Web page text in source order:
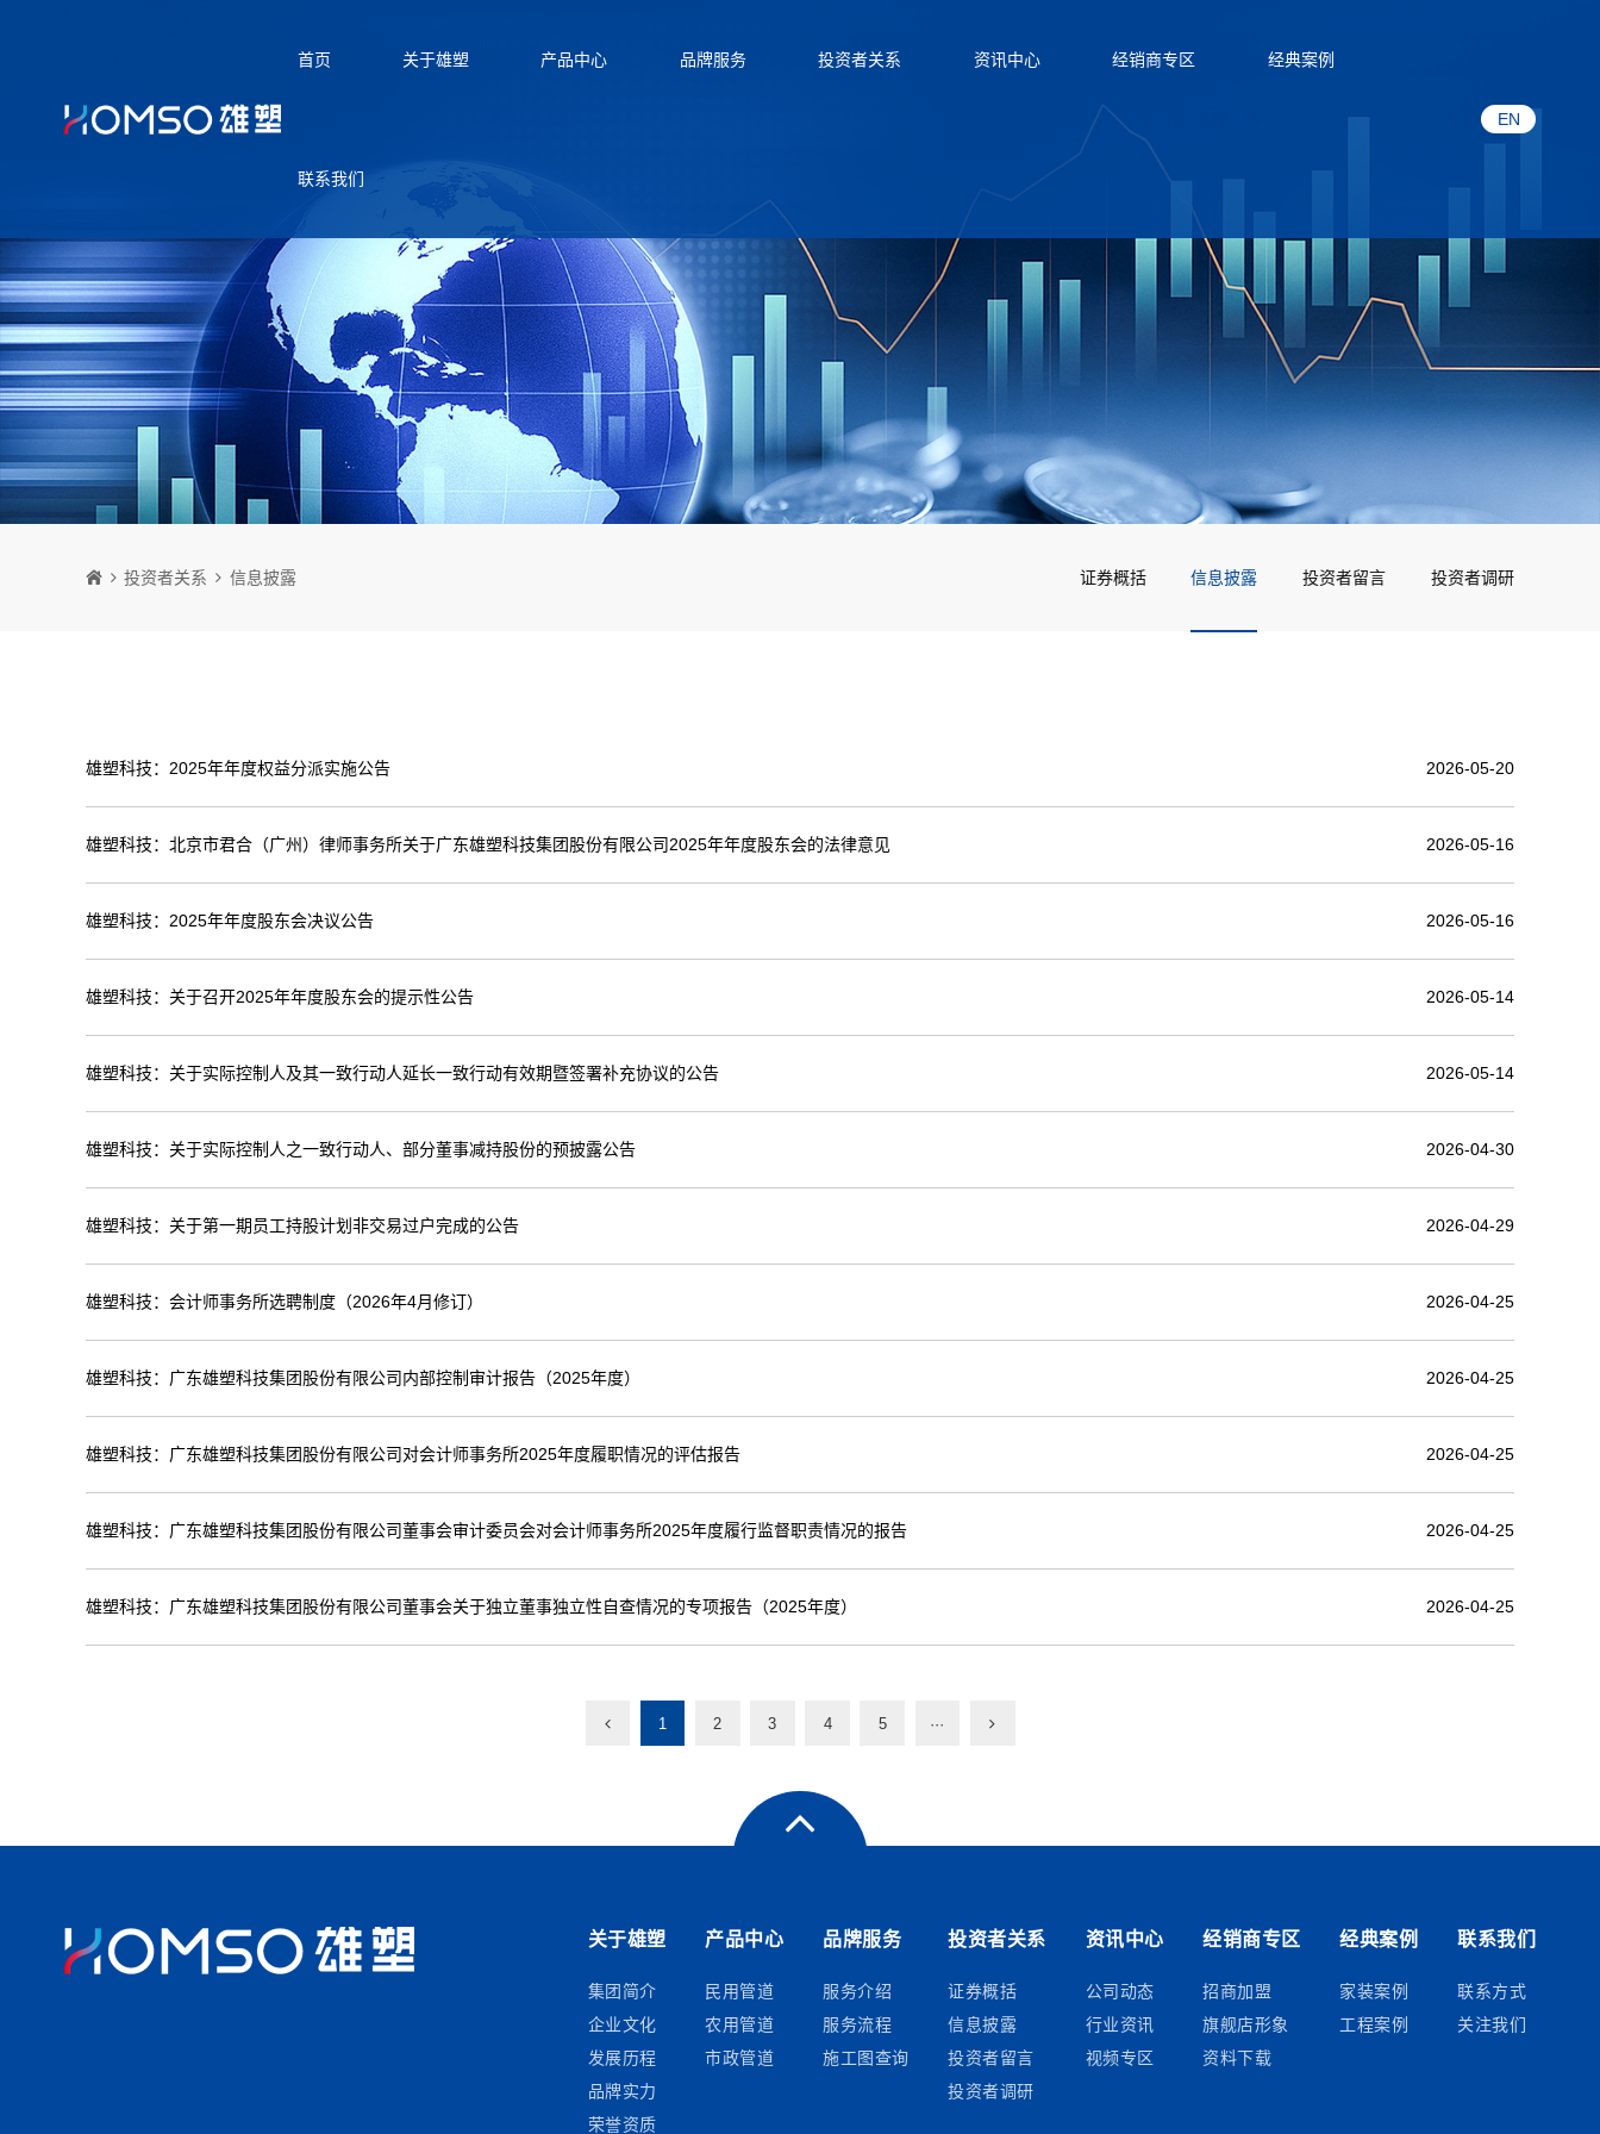
首页 关于雄塑 产品中心 品牌服务 投资者关系 资讯中心 经销商专区 经典案例
联系我们
EN
投资者关系 信息披露 证券概括 信息披露 投资者留言 投资者调研
雄塑科技：2025年年度权益分派实施公告 2026-05-20
雄塑科技：北京市君合（广州）律师事务所关于广东雄塑科技集团股份有限公司2025年年度股东会的法律意见 2026-05-16
雄塑科技：2025年年度股东会决议公告 2026-05-16
雄塑科技：关于召开2025年年度股东会的提示性公告 2026-05-14
雄塑科技：关于实际控制人及其一致行动人延长一致行动有效期暨签署补充协议的公告 2026-05-14
雄塑科技：关于实际控制人之一致行动人、部分董事减持股份的预披露公告 2026-04-30
雄塑科技：关于第一期员工持股计划非交易过户完成的公告 2026-04-29
雄塑科技：会计师事务所选聘制度（2026年4月修订） 2026-04-25
雄塑科技：广东雄塑科技集团股份有限公司内部控制审计报告（2025年度） 2026-04-25
雄塑科技：广东雄塑科技集团股份有限公司对会计师事务所2025年度履职情况的评估报告 2026-04-25
雄塑科技：广东雄塑科技集团股份有限公司董事会审计委员会对会计师事务所2025年度履行监督职责情况的报告 2026-04-25
雄塑科技：广东雄塑科技集团股份有限公司董事会关于独立董事独立性自查情况的专项报告（2025年度） 2026-04-25
1 2 3 4 5 ···
关于雄塑
集团简介
企业文化
发展历程
品牌实力
荣誉资质
产品中心
民用管道
农用管道
市政管道
品牌服务
服务介绍
服务流程
施工图查询
投资者关系
证券概括
信息披露
投资者留言
投资者调研
资讯中心
公司动态
行业资讯
视频专区
经销商专区
招商加盟
旗舰店形象
资料下载
经典案例
家装案例
工程案例
联系我们
联系方式
关注我们